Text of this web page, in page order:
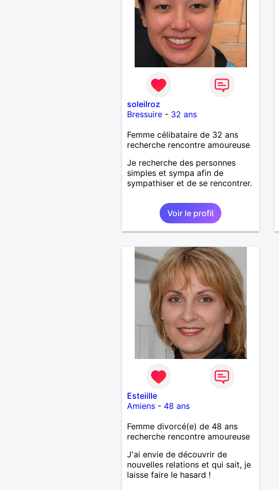
soleilroz
Bressuire- 32 ans
Femme célibataire de 32 ans
recherche rencontre amoureuse
Je recherche des personnes
simples et sympa afin de
sympathiser et de se rencontrer.
Voir le profil
Esteiille
Amiens- 48 ans
Femme divorcé(e) de 48 ans
recherche rencontre amoureuse
J'ai envie de découvrir de
nouvelles relations et qui sait, je
laisse faire le hasard !